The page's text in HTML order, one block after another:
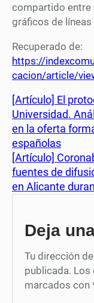
compartido entre
gráficos de
Recuperado de:
https://
cacion/article/
[Artículo] El
Universidad.
en la oferta
españolas
[Artículo]
fuentes de
en Alicante
Deja
Tu dirección
publicada. Los
marcados con